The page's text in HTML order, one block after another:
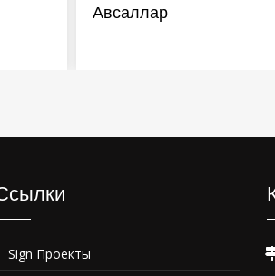
Авсаллар
Sign Проекты